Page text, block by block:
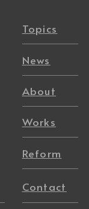
Topics
News
About
Works
Reform
Contact